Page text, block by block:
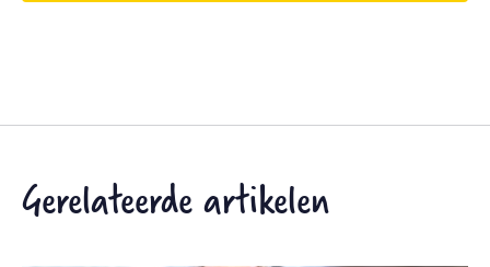
Gerelateerde artikelen